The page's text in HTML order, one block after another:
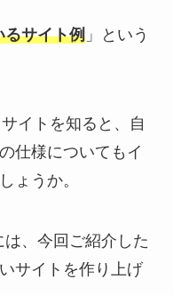
サイト例」という
イトを知ると、自
仕様についてもイ
ょうか。
は、今回ご紹介した
サイトを作り上げ